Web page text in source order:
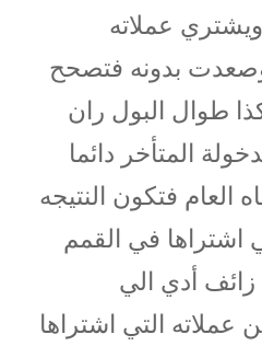
عملاته
وصعدت بدونه فتصحح
طوال البول ران
المتأخر دائما
العام فتكون النتيجه
اشتراها في القمم
أدي الي
عملاته التي اشتراها